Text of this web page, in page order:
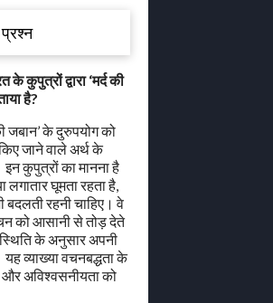
कुपुत्रों द्वारा ‘मर्द की
है?
जबान’ के दुरुपयोग को
जाने वाले अर्थ के
कुपुत्रों का मानना है
लगातार घूमता रहता है,
बदलती रहनी चाहिए। वे
को आसानी से तोड़ देते
के अनुसार अपनी
व्याख्या वचनबद्धता के
अविश्वसनीयता को